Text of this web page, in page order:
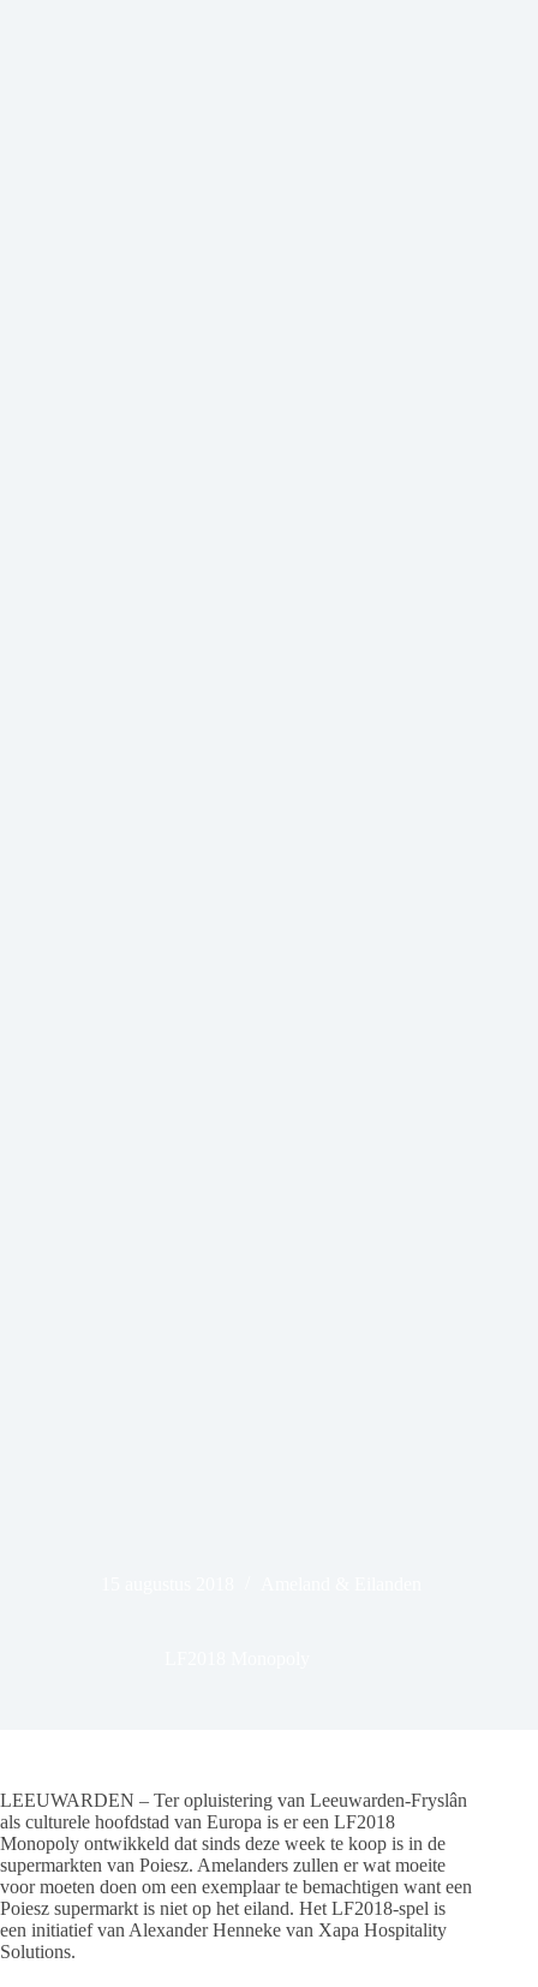
LEEUWARDEN – Ter opluistering van Leeuwarden-Fryslân
als culturele hoofdstad van Europa is er een LF2018
Monopoly ontwikkeld dat sinds deze week te koop is in de
supermarkten van Poiesz. Amelanders zullen er wat moeite
voor moeten doen om een exemplaar te bemachtigen want een
Poiesz supermarkt is niet op het eiland. Het LF2018-spel is
een initiatief van Alexander Henneke van Xapa Hospitality
Solutions.